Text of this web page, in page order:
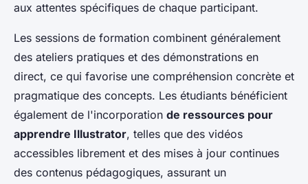
aux attentes spécifiques de chaque participant.
Les sessions de formation combinent généralement
des ateliers pratiques et des démonstrations en
direct, ce qui favorise une compréhension concrète et
pragmatique des concepts. Les étudiants bénéficient
également de l'incorporation de ressources pour
apprendre Illustrator, telles que des vidéos
accessibles librement et des mises à jour continues
des contenus pédagogiques, assurant un